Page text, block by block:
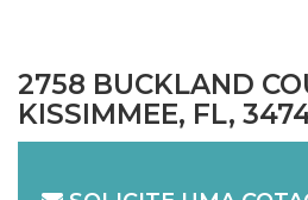
2758 BUCKLAND
KISSIMMEE, FL,